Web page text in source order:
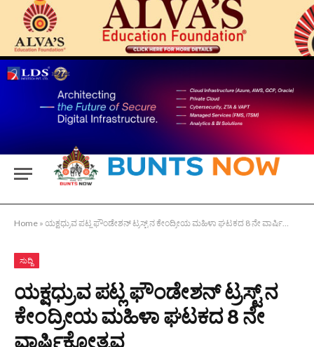
Home » ಯಕ್ಷಧ್ರುವ ಪಟ್ಲ ಫೌಂಡೇಶನ್ ಟ್ರಸ್ಟ್ ನ ಕೇಂದ್ರೀಯ ಮಹಿಳಾ ಘಟಕದ 8 ನೇ ವಾರ್ಷಿಕೋತ್ಸವ
ಸುದ್ದಿ
ಯಕ್ಷಧ್ರುವ ಪಟ್ಲ ಫೌಂಡೇಶನ್ ಟ್ರಸ್ಟ್ ನ
ಕೇಂದ್ರೀಯ ಮಹಿಳಾ ಘಟಕದ 8 ನೇ
ವಾರ್ಷಿಕೋತ್ಸವ